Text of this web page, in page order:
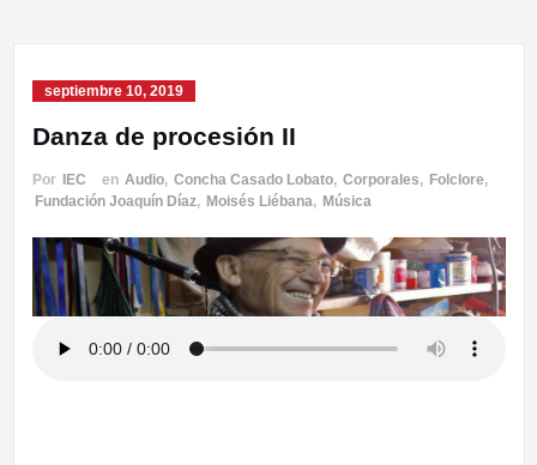
septiembre 10, 2019
Danza de procesión II
Por IEC en Audio, Concha Casado Lobato, Corporales, Folclore,
Fundación Joaquín Díaz, Moisés Liébana, Música